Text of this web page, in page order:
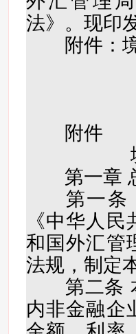
法》。现印
附件：境
附件
第一章
第一条
《中华人
和国外汇管
法规，制定
第二条 本
内非金融企